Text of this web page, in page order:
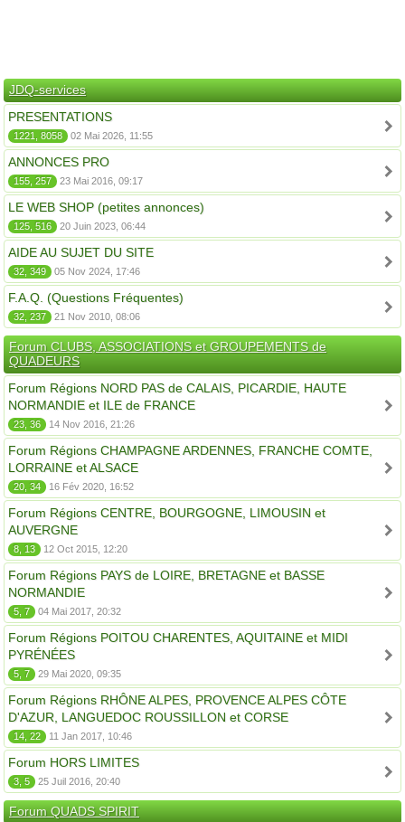
JDQ-services
PRESENTATIONS
1221, 8058 02 Mai 2026, 11:55
ANNONCES PRO
155, 257 23 Mai 2016, 09:17
LE WEB SHOP (petites annonces)
125, 516 20 Juin 2023, 06:44
AIDE AU SUJET DU SITE
32, 349 05 Nov 2024, 17:46
F.A.Q. (Questions Fréquentes)
32, 237 21 Nov 2010, 08:06
Forum CLUBS, ASSOCIATIONS et GROUPEMENTS de
QUADEURS
Forum Régions NORD PAS de CALAIS, PICARDIE, HAUTE
NORMANDIE et ILE de FRANCE
23, 36 14 Nov 2016, 21:26
Forum Régions CHAMPAGNE ARDENNES, FRANCHE COMTE,
LORRAINE et ALSACE
20, 34 16 Fév 2020, 16:52
Forum Régions CENTRE, BOURGOGNE, LIMOUSIN et
AUVERGNE
8, 13 12 Oct 2015, 12:20
Forum Régions PAYS de LOIRE, BRETAGNE et BASSE
NORMANDIE
5, 7 04 Mai 2017, 20:32
Forum Régions POITOU CHARENTES, AQUITAINE et MIDI
PYRÉNÉES
5, 7 29 Mai 2020, 09:35
Forum Régions RHÔNE ALPES, PROVENCE ALPES CÔTE
D'AZUR, LANGUEDOC ROUSSILLON et CORSE
14, 22 11 Jan 2017, 10:46
Forum HORS LIMITES
3, 5 25 Juil 2016, 20:40
Forum QUADS SPIRIT